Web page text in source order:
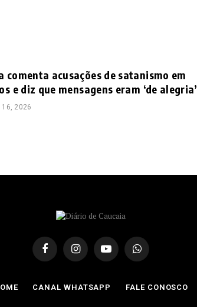
comenta acusações de satanismo em
e diz que mensagens eram ‘de alegria’
16, 2026
FacebookInstagramYouTubeWhatsApp
CANAL WHATSAPP FALE CONOSCO